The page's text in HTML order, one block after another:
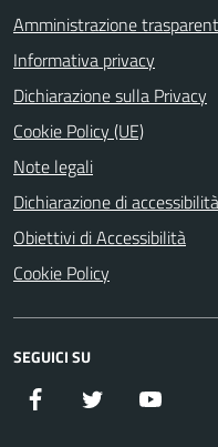
Amministrazione
Informativa privacy
Dichiarazione sulla Privacy
Cookie Policy (UE)
Note legali
Dichiarazione di accessibilità
Obiettivi di Accessibilità
Cookie Policy
SEGUICI SU
Facebook Twitter